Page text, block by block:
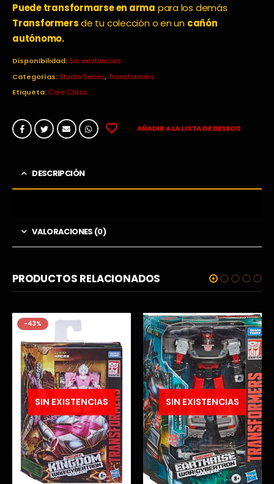
Puede transformarse en arma para los demás
Transformersde tu colección o en un cañón
autónomo.
Disponibilidad: Sin existencias
Categorías: Studio Series,Transformers
Etiqueta: Core Class
AÑADIR A LA LISTA DE DESEOS
DESCRIPCIÓN
VALORACIONES (0)
PRODUCTOS RELACIONADOS
SIN EXISTENCIAS
-34%
SIN EXISTENCIAS